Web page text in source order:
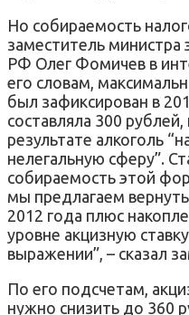
Но собираемость
заместитель министра
РФ Олег Фомичев в
его словам,
был зафиксирован в
составляла 300
результате​ алкоголь
нелегальную сферу”.
собираемость этой
мы предлагаем
2012 года плюс
уровне акцизную
выражении”, – сказал
По его подсчетам,
нужно снизить до 360